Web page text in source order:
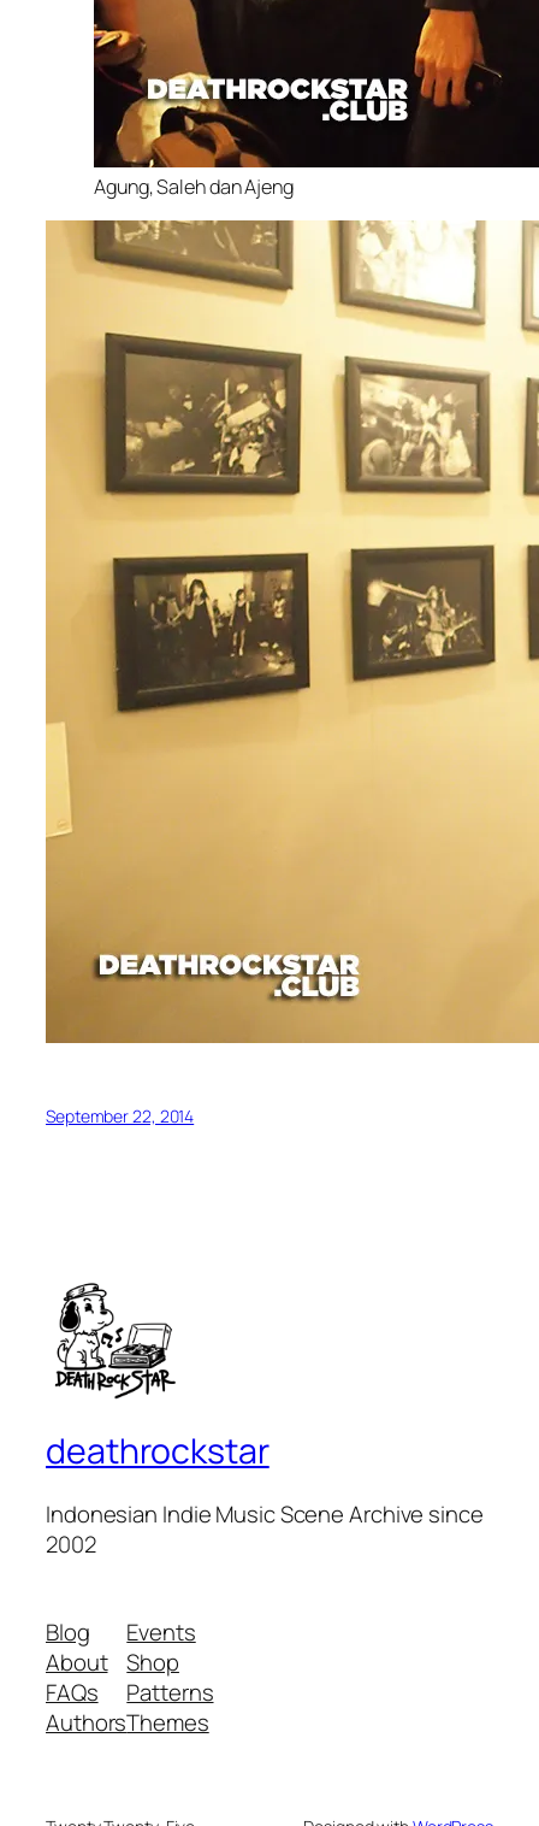
Agung, Saleh dan Ajeng
September 22, 2014
deathrockstar
Indonesian Indie Music Scene Archive since
2002
Blog
About
FAQs
Authors
Events
Shop
Patterns
Themes